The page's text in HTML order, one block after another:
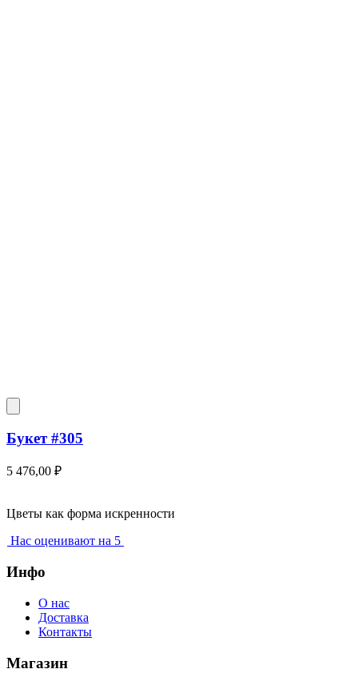
Букет #305
5 476,00 ₽
Цветы как форма искренности
Нас оценивают на 5
Инфо
О нас
Доставка
Контакты
Магазин